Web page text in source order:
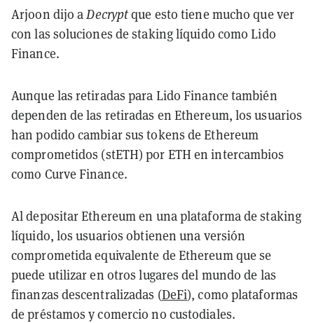
Arjoon dijo aDecryptque esto tiene mucho que ver
con las soluciones de staking líquido como Lido
Finance.
Aunque las retiradas para Lido Finance también
dependen de las retiradas en Ethereum, los usuarios
han podido cambiar sus tokens de Ethereum
comprometidos (stETH) por ETH en intercambios
como Curve Finance.
Al depositar Ethereum en una plataforma de staking
líquido, los usuarios obtienen una versión
comprometida equivalente de Ethereum que se
puede utilizar en otros lugares del mundo de las
finanzas descentralizadas (DeFi), como plataformas
de préstamos y comercio no custodiales.